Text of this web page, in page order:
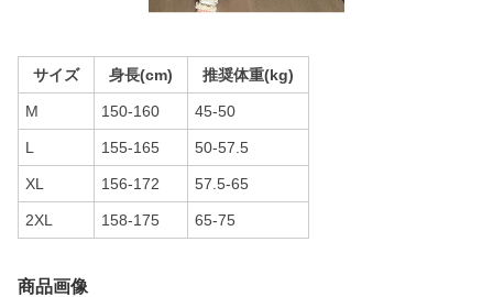
サイズ 身長(cm) 推奨体重(kg)
M 150-160 45-50
L 155-165 50-57.5
XL 156-172 57.5-65
2XL 158-175 65-75
商品画像